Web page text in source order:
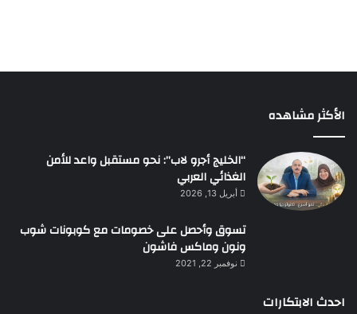
الأكثر مشاهده
“الخليج أجرو لاب”: نحو مستقبل واعد للأمن
الغذائي العربي
أبريل 13, 2026
تسوق وأحصل على خصومات مع كوبونات شوب
ونون وماكس فاشون
نوفمبر 22, 2021
احدث الابتكارات